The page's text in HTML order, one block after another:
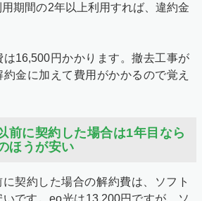
期間の2年以上利用すれば、違約金
16,500円かかります。撤去工事が
金に加えて費用がかかるので覚え
前に契約した場合は1年目なら
ほうが安い
契約した場合の解約費は、ソフト
です。eo光は13,200円ですが、ソ